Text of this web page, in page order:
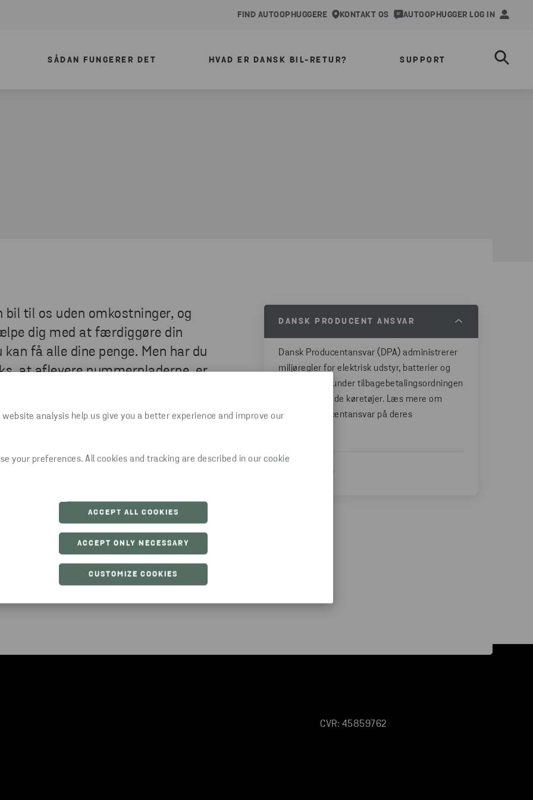
website analysis help us give you a better experience and improve our
your preferences. All cookies and tracking are described in our cookie
ACCEPT ALL COOKIES
ACCEPT ONLY NECESSARY
CUSTOMIZE COOKIES
FIND AUTOOPHUGGERE KONTAKT OS AUTOOPHUGGER LOG IN
SÅDAN FUNGERER DET HVAD ER DANSK BIL-RETUR? SUPPORT
bil til os uden omkostninger, og
dig med at færdiggøre din
få alle dine penge. Men har du
at aflevere nummerpladerne, er
for dette
du få den afhentet. Dette vil medføre en
Hvis dit køretøj mangler motoren, gearkassen
berettiget til at kræve en godtgørelse på kr.
100,00 (katalysator).
på din konto, men du kan blive krævet
udfyld en skrotningsattest med ophuggerens
Du skal bruge MitID og bilens
DANSK PRODUCENT ANSVAR
Dansk Producentansvar (DPA) administrerer
miljøregler for elektrisk udstyr, batterier og
køretøjer, herunder tilbagebetalingsordningen
for udrangerede køretøjer. Læs mere om
Dansk Producentansvar på deres
CVR: 45859762